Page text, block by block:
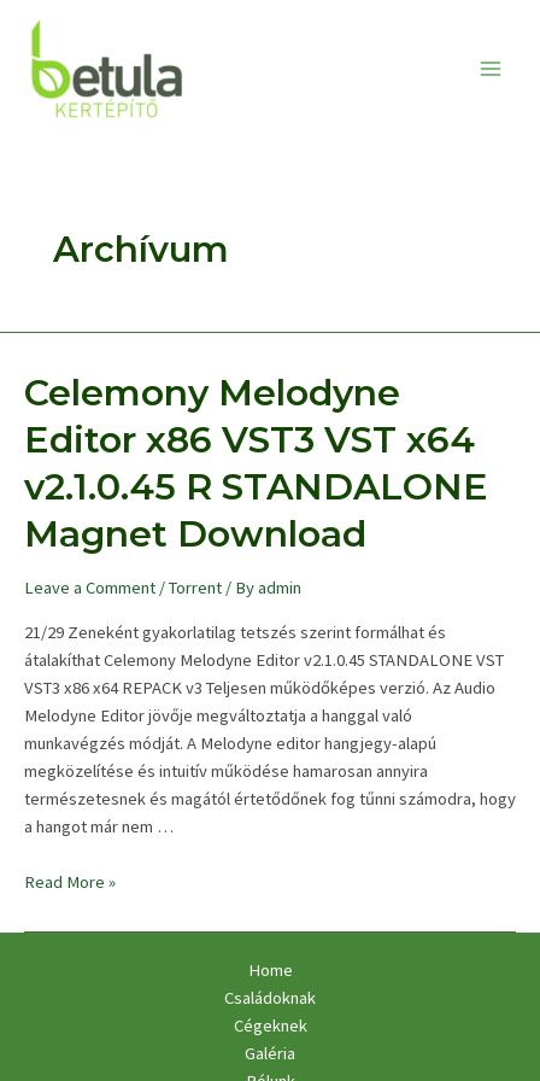
content
Archívum
Celemony Melodyne
Editor x86 VST3 VST x64
v2.1.0.45 R STANDALONE
Magnet Download
Leave a Comment /Torrent / Byadmin
21/29 Zeneként gyakorlatilag tetszés szerint formálhat és
átalakíthat Celemony Melodyne Editor v2.1.0.45 STANDALONE VST
VST3 x86 x64 REPACK v3 Teljesen működőképes verzió. Az Audio
Melodyne Editor jövője megváltoztatja a hanggal való
munkavégzés módját. A Melodyne editor hangjegy-alapú
megközelítése és intuitív működése hamarosan annyira
természetesnek és magától értetődőnek fog tűnni számodra, hogy
a hangot már nem …
Celemony
Editor
Read More »
Home
Családoknak
Cégeknek
Galéria